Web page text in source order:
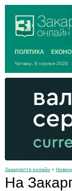
ПОЛІТИКА
Четвер, 6 серпня 2026
Закарпаття онлайн »
На